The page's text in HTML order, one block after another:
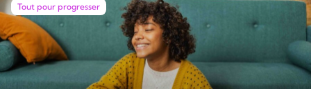
Tout pour progresser
Soutien scolaire
Cours de musique